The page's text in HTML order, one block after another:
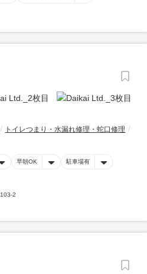
トイレつまり・水漏れ修理・蛇口修理
早朝OK 駐車場有
2